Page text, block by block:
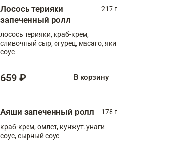
Лосось терияки
запеченный ролл
217 г
лосось терияки, краб-крем,
сливочный сыр, огурец, масаго, яки
соус
659 ₽ В корзину
Аяши запеченный ролл
178 г
краб-крем, омлет, кунжут, унаги
соус, сырный соус